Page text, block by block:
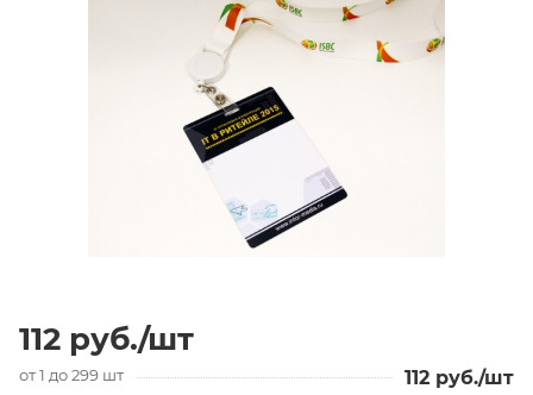
112 руб./шт
от 1 до 299 шт 112 руб./шт